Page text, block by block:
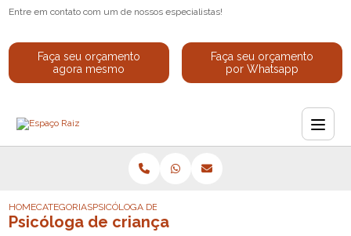
Entre em contato com um de nossos especialistas!
Faça seu orçamento
agora mesmo
Faça seu orçamento
por Whatsapp
HOMECATEGORIASPSICÓLOGA DE CRIANÇA
Psicóloga de criança